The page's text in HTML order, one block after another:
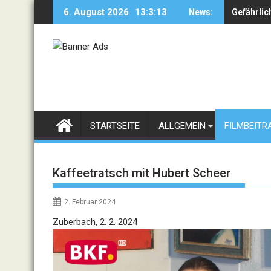
6. August 2026 13:3:14 News:
STARTSEITE ALLGEMEIN
Kaffeetratsch mit Hubert Scheer
2. Februar 2024
Zuberbach, 2. 2. 2024Video
Player